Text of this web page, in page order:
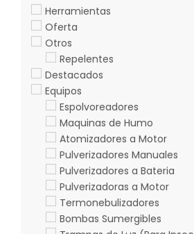
Herramientas
Oferta
Otros
Repelentes
Destacados
Equipos
Espolvoreadores
Maquinas de Humo
Atomizadores a Motor
Pulverizadores Manuales
Pulverizadores a Bateria
Pulverizadoras a Motor
Termonebulizadores
Bombas Sumergibles